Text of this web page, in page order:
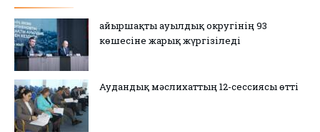
Қайыршақты ауылдық округінің 93
көшесіне жарық жүргізіледі
Аудандық мәслихаттың 12-сессиясы өтті